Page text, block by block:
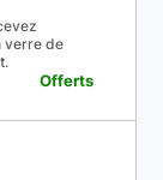
verre de
Offerts